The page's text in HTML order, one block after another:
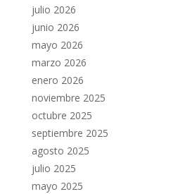
julio 2026
junio 2026
mayo 2026
marzo 2026
enero 2026
noviembre 2025
octubre 2025
septiembre 2025
agosto 2025
julio 2025
mayo 2025